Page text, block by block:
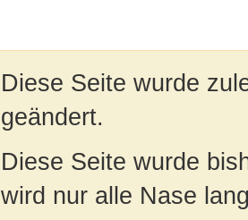
Diese Seite wurde
geändert.
Diese Seite wurde
wird nur alle Nase